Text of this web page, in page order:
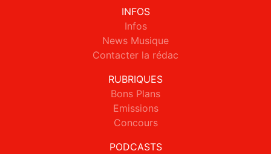
INFOS
Infos
News Musique
Contacter la rédac
RUBRIQUES
Bons Plans
Emissions
Concours
PODCASTS